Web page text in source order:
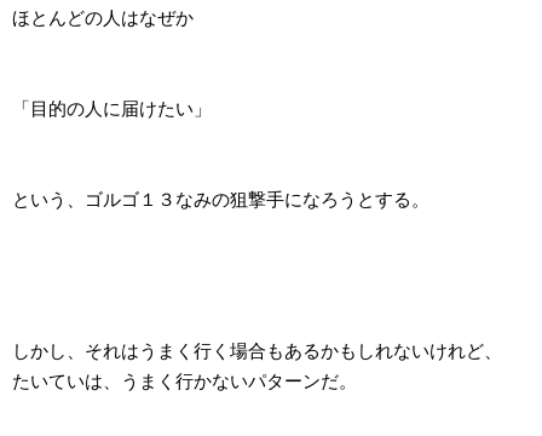
ほとんどの人はなぜか
「目的の人に届けたい」
という、ゴルゴ１３なみの狙撃手になろうとする。
しかし、それはうまく行く場合もあるかもしれないけれど、
たいていは、うまく行かないパターンだ。